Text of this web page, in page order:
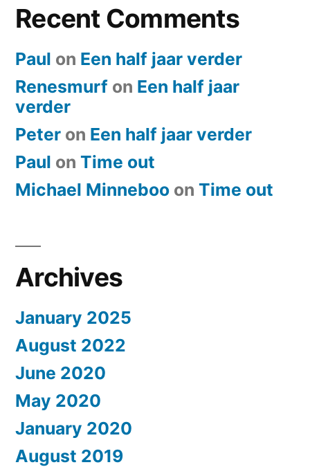
Recent Comments
Paul on Een half jaar verder
Renesmurf on Een half jaar
verder
Peter on Een half jaar verder
Paul on ​Time out
Michael Minneboo on ​Time out
Archives
January 2025
August 2022
June 2020
May 2020
January 2020
August 2019